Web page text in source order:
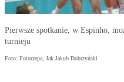
Pierwsze spotkanie, w Espinho,
turnieju
Foto: Fotorzepa, Jak Jakub Dobrzyński